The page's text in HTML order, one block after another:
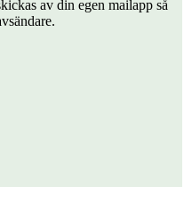
av din egen mailapp så